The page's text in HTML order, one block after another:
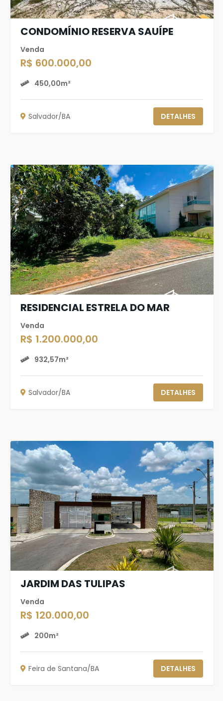
CONDOMÍNIO RESERVA SAUÍPE
Venda
R$ 600.000,00
450,00m²
Salvador/BA DETALHES
RESIDENCIAL ESTRELA DO MAR
Venda
R$ 1.200.000,00
932,57m²
Salvador/BA DETALHES
JARDIM DAS TULIPAS
Venda
R$ 120.000,00
200m²
Feira de Santana/BA DETALHES